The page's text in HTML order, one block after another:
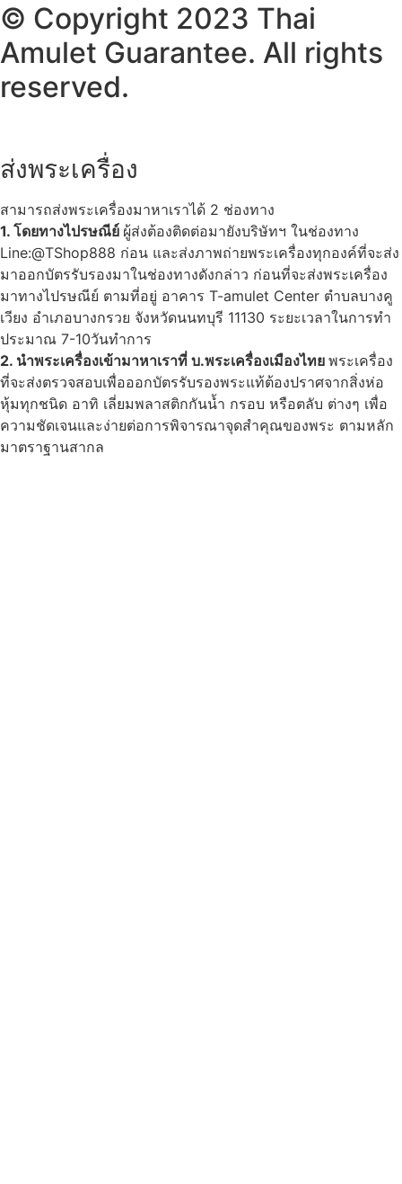
© Copyright 2023 Thai
Amulet Guarantee. All rights
reserved.
ส่งพระเครื่อง
สามารถส่งพระเครื่องมาหาเราได้ 2 ช่องทาง
1. โดยทางไปรษณีย์ ผู้ส่งต้องติดต่อมายังบริษัทฯ ในช่องทาง
Line:@TShop888 ก่อน และส่งภาพถ่ายพระเครื่องทุกองค์ที่จะส่ง
มาออกบัตรรับรองมาในช่องทางดังกล่าว ก่อนที่จะส่งพระเครื่อง
มาทางไปรษณีย์ ตามที่อยู่ อาคาร T-amulet Center ตำบลบางคู
เวียง อำเภอบางกรวย จังหวัดนนทบุรี 11130 ระยะเวลาในการทำ
ประมาณ 7-10วันทำการ
2. นำพระเครื่องเข้ามาหาเราที่ บ.พระเครื่องเมืองไทย พระเครื่อง
ที่จะส่งตรวจสอบเพื่อออกบัตรรับรองพระแท้ต้องปราศจากสิ่งห่อ
หุ้มทุกชนิด อาทิ เลี่ยมพลาสติกกันน้ำ กรอบ หรือตลับ ต่างๆ เพื่อ
ความชัดเจนและง่ายต่อการพิจารณาจุดสำคุณของพระ ตามหลัก
มาตราฐานสากล